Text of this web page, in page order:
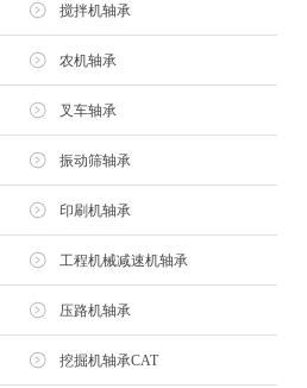
搅拌机轴承
农机轴承
叉车轴承
振动筛轴承
印刷机轴承
工程机械减速机轴承
压路机轴承
挖掘机轴承CAT